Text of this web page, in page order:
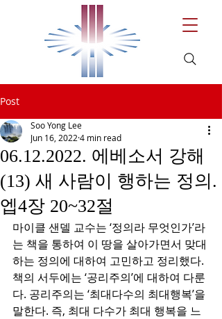
Post
06.12.2022. 에베소서 강해
(13) 새 사람이 행하는 정의.
엡4장 20~32절
Soo Yong Lee
Jun 16, 2022 4 min read
마이클 샌델 교수는 ‘정의라 무엇인가’라
는 책을 통하여 이 땅을 살아가면서 맞대
하는 정의에 대하여 고민하고 정리했다.
책의 서두에는 ‘공리주의’에 대하여 다룬
다. 공리주의는 ‘최대다수의 최대행복’을
말한다. 즉, 최대 다수가 최대 행복을 느